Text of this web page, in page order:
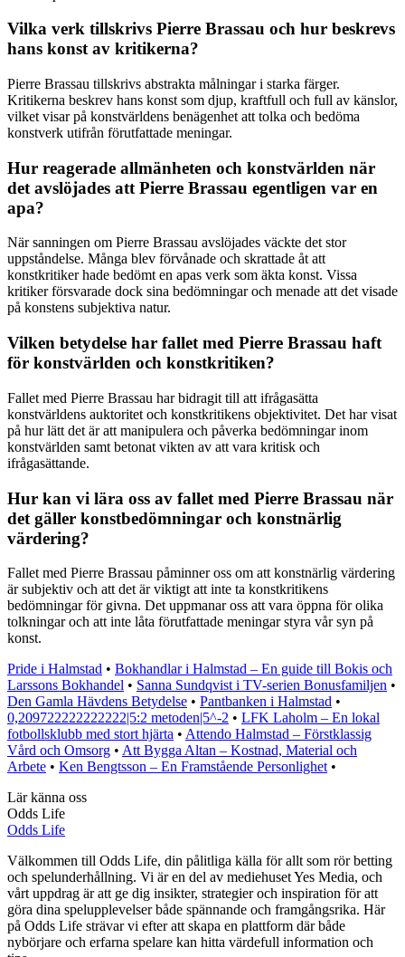
Vilka verk tillskrivs Pierre Brassau och hur beskrevs
hans konst av kritikerna?
Pierre Brassau tillskrivs abstrakta målningar i starka färger.
Kritikerna beskrev hans konst som djup, kraftfull och full av känslor,
vilket visar på konstvärldens benägenhet att tolka och bedöma
konstverk utifrån förutfattade meningar.
Hur reagerade allmänheten och konstvärlden när
det avslöjades att Pierre Brassau egentligen var en
apa?
När sanningen om Pierre Brassau avslöjades väckte det stor
uppståndelse. Många blev förvånade och skrattade åt att
konstkritiker hade bedömt en apas verk som äkta konst. Vissa
kritiker försvarade dock sina bedömningar och menade att det visade
på konstens subjektiva natur.
Vilken betydelse har fallet med Pierre Brassau haft
för konstvärlden och konstkritiken?
Fallet med Pierre Brassau har bidragit till att ifrågasätta
konstvärldens auktoritet och konstkritikens objektivitet. Det har visat
på hur lätt det är att manipulera och påverka bedömningar inom
konstvärlden samt betonat vikten av att vara kritisk och
ifrågasättande.
Hur kan vi lära oss av fallet med Pierre Brassau när
det gäller konstbedömningar och konstnärlig
värdering?
Fallet med Pierre Brassau påminner oss om att konstnärlig värdering
är subjektiv och att det är viktigt att inte ta konstkritikens
bedömningar för givna. Det uppmanar oss att vara öppna för olika
tolkningar och att inte låta förutfattade meningar styra vår syn på
konst.
Pride i Halmstad • Bokhandlar i Halmstad – En guide till Bokis och
Larssons Bokhandel • Sanna Sundqvist i TV-serien Bonusfamiljen •
Den Gamla Hävdens Betydelse • Pantbanken i Halmstad •
0,209722222222222|5:2 metoden|5^-2 • LFK Laholm – En lokal
fotbollsklubb med stort hjärta • Attendo Halmstad – Förstklassig
Vård och Omsorg • Att Bygga Altan – Kostnad, Material och
Arbete • Ken Bengtsson – En Framstående Personlighet •
Lär känna oss
Odds Life
Odds Life
Välkommen till Odds Life, din pålitliga källa för allt som rör betting
och spelunderhållning. Vi är en del av mediehuset Yes Media, och
vårt uppdrag är att ge dig insikter, strategier och inspiration för att
göra dina spelupplevelser både spännande och framgångsrika. Här
på Odds Life strävar vi efter att skapa en plattform där både
nybörjare och erfarna spelare kan hitta värdefull information och